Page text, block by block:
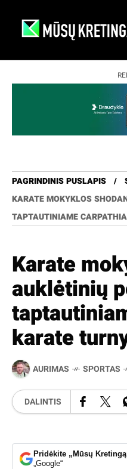
PAGRINDINIS PUSLAPIS
KARATE MOKYKLOS
TAPTAUTINIAME
Karate
auklėtinių
karate
AURIMAS SPORTAS
DALINTIS
Pridėkite „Mūsų
„Google“